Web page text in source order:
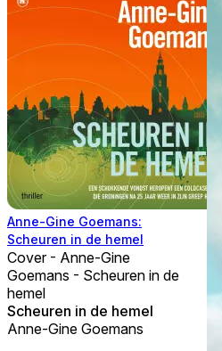
Anne-Gine Goemans:
Scheuren in de hemel
Cover - Anne-Gine
Goemans - Scheuren in de
hemel
Scheuren in de hemel
Anne-Gine Goemans